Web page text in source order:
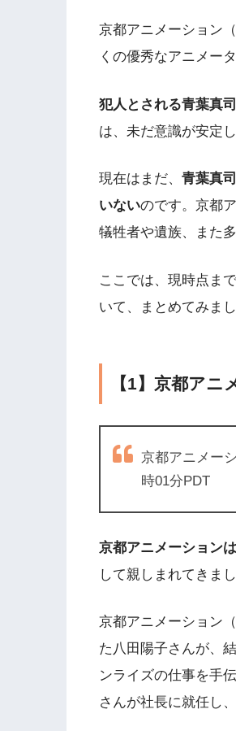
京都アニメーション
くの優秀なアニメー
犯人とされる青葉真
は、未だ意識が安定
現在はまだ、 青葉真
いないのです。京都
犠牲者や遺族、また
ここでは、現時点ま
いて、まとめてみまし
【1】京都アニ
京都アニメー
時01分PDT
京都アニメーション
して親しまれてきまし
京都アニメーション
た八田陽子さんが、
ンライズの仕事を手
さんが社長に就任し